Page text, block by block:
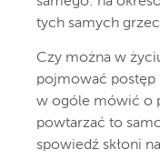
tych samych
Czy można w
pojmować postęp
w ogóle mówić o
powtarzać to
spowiedź skłoni